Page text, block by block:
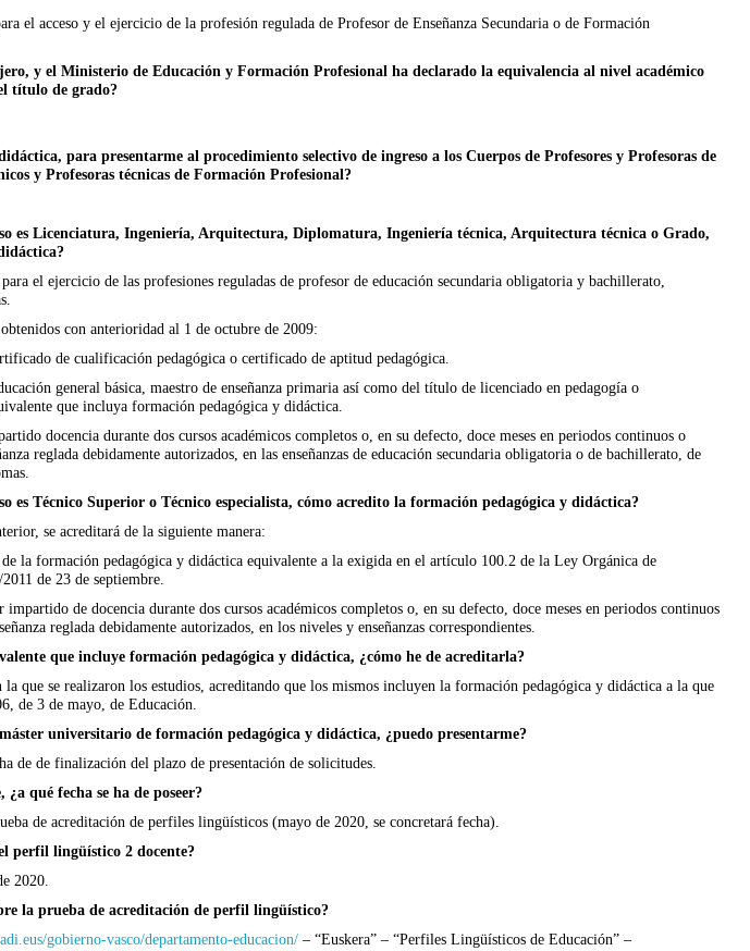
el acceso y el ejercicio de la profesión regulada de Profesor de Enseñanza Secundaria o de Formación
y el Ministerio de Educación y Formación Profesional ha declarado la equivalencia al nivel académico
título de grado?
para presentarme al procedimiento selectivo de ingreso a los Cuerpos de Profesores y Profesoras de
y Profesoras técnicas de Formación Profesional?
es Licenciatura, Ingeniería, Arquitectura, Diplomatura, Ingeniería técnica, Arquitectura técnica o Grado,
el ejercicio de las profesiones reguladas de profesor de educación secundaria obligatoria y bachillerato,
con anterioridad al 1 de octubre de 2009:
de cualificación pedagógica o certificado de aptitud pedagógica.
general básica, maestro de enseñanza primaria así como del título de licenciado en pedagogía o
que incluya formación pedagógica y didáctica.
docencia durante dos cursos académicos completos o, en su defecto, doce meses en periodos continuos o
reglada debidamente autorizados, en las enseñanzas de educación secundaria obligatoria o de bachillerato, de
es Técnico Superior o Técnico especialista, cómo acredito la formación pedagógica y didáctica?
se acreditará de la siguiente manera:
la formación pedagógica y didáctica equivalente a la exigida en el artículo 100.2 de la Ley Orgánica de
de 23 de septiembre.
de docencia durante dos cursos académicos completos o, en su defecto, doce meses en periodos continuos
reglada debidamente autorizados, en los niveles y enseñanzas correspondientes.
que incluye formación pedagógica y didáctica, ¿cómo he de acreditarla?
que se realizaron los estudios, acreditando que los mismos incluyen la formación pedagógica y didáctica a la que
de 3 de mayo, de Educación.
universitario de formación pedagógica y didáctica, ¿puedo presentarme?
de de finalización del plazo de presentación de solicitudes.
qué fecha se ha de poseer?
de acreditación de perfiles lingüísticos (mayo de 2020, se concretará fecha).
perfil lingüístico 2 docente?
2020.
la prueba de acreditación de perfil lingüístico?
gobierno-vasco/departamento-educacion/ – “Euskera” – “Perfiles Lingüísticos de Educación” –